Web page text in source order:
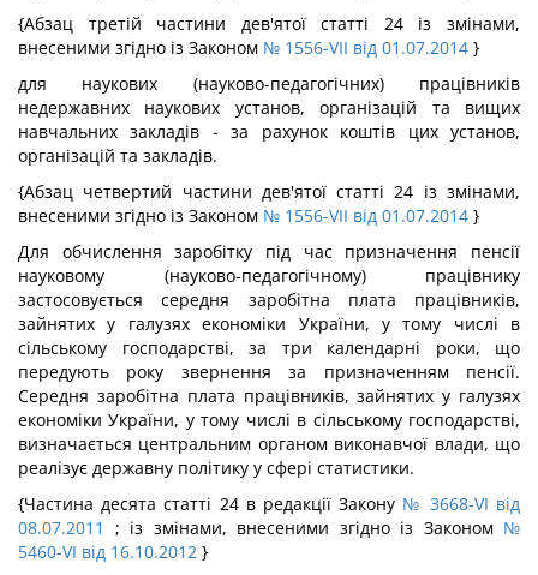
{Абзац третій частини дев'ятої статті 24 із змінами,
внесеними згідно із Законом № 1556-VII від 01.07.2014 }
для наукових (науково-педагогічних) працівників
недержавних наукових установ, організацій та вищих
навчальних закладів - за рахунок коштів цих установ,
організацій та закладів.
{Абзац четвертий частини дев'ятої статті 24 із змінами,
внесеними згідно із Законом № 1556-VII від 01.07.2014 }
Для обчислення заробітку під час призначення пенсії
науковому (науково-педагогічному) працівнику
застосовується середня заробітна плата працівників,
зайнятих у галузях економіки України, у тому числі в
сільському господарстві, за три календарні роки, що
передують року звернення за призначенням пенсії.
Середня заробітна плата працівників, зайнятих у галузях
економіки України, у тому числі в сільському господарстві,
визначається центральним органом виконавчої влади, що
реалізує державну політику у сфері статистики.
{Частина десята статті 24 в редакції Закону № 3668-VI від
08.07.2011
; із змінами, внесеними згідно із Законом №
5460-VI від 16.10.2012 }